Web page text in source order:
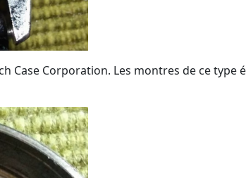
Case Corporation. Les montres de ce